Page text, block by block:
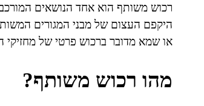
רכוש משותף הוא אחד הנושאים
היקפם העצום של מבני המגורים
או שמא מדובר ברכוש פרטי של מחזיקי
מהו רכוש משותף?